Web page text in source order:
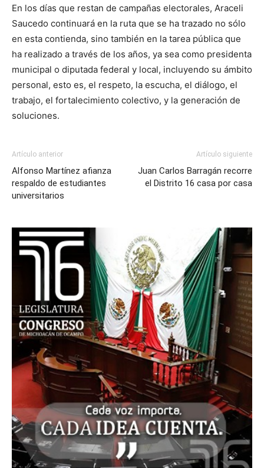
En los días que restan de campañas electorales, Araceli
Saucedo continuará en la ruta que se ha trazado no sólo
en esta contienda, sino también en la tarea pública que
ha realizado a través de los años, ya sea como presidenta
municipal o diputada federal y local, incluyendo su ámbito
personal, esto es, el respeto, la escucha, el diálogo, el
trabajo, el fortalecimiento colectivo, y la generación de
soluciones.
Artículo anterior
Alfonso Martínez afianza
respaldo de estudiantes
universitarios
Artículo siguiente
Juan Carlos Barragán recorre
el Distrito 16 casa por casa